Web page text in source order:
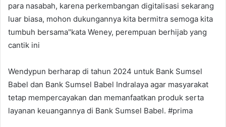
para nasabah, karena perkembangan digitalisasi sekarang
luar biasa, mohon dukungannya kita bermitra semoga kita
tumbuh bersama"kata Weney, perempuan berhijab yang
cantik ini
Wendypun berharap di tahun 2024 untuk Bank Sumsel
Babel dan Bank Sumsel Babel Indralaya agar masyarakat
tetap mempercayakan dan memanfaatkan produk serta
layanan keuangannya di Bank Sumsel Babel. #prima